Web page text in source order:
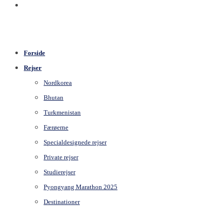
Forside
Rejser
Nordkorea
Bhutan
Turkmenistan
Færøerne
Specialdesignede rejser
Private rejser
Studierejser
Pyongyang Marathon 2025
Destinationer